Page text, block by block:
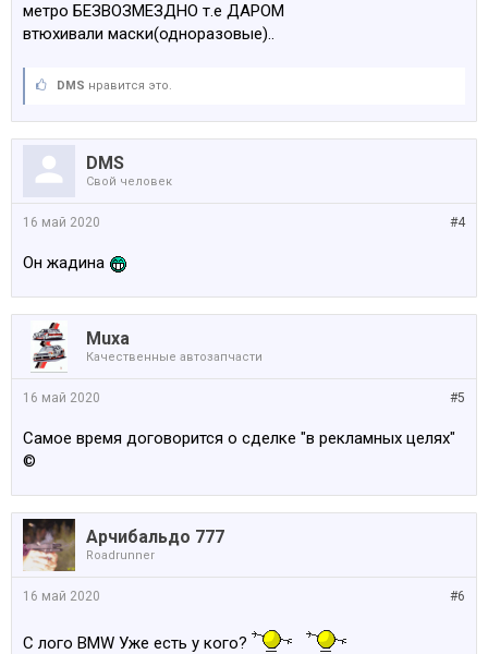
метро БЕЗВОЗМЕЗДНО т.е ДАРОМ
втюхивали маски(одноразовые)..
DMS нравится это.
DMS
Свой человек
#4
16 май 2020
Он жадина
Muxa
Качественные автозапчасти
#5
16 май 2020
Самое время договорится о сделке "в рекламных целях"
©
Арчибальдо 777
Roadrunner
#6
16 май 2020
С лого BMW Уже есть у кого?